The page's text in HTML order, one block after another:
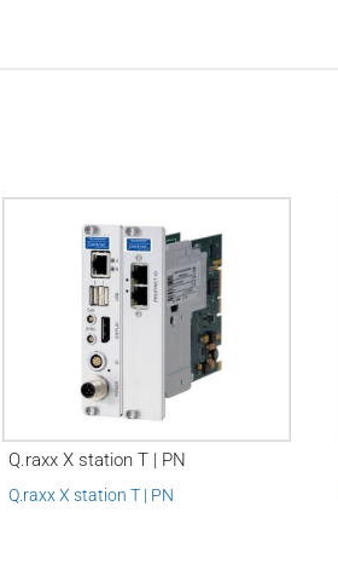
Q.raxx X station T | PN
Q.raxx X station T | PN